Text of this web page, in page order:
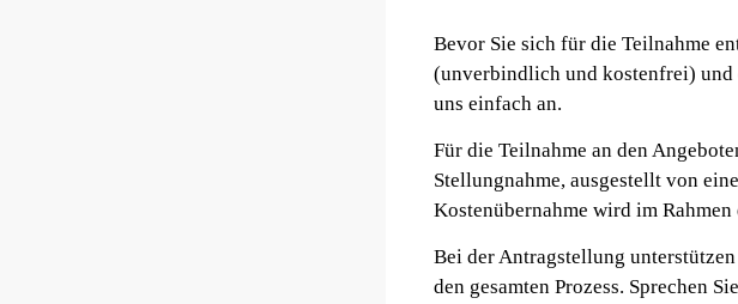
Bevor Sie sich für die Teilnahme
(unverbindlich und kostenfrei)
uns einfach an.
Für die Teilnahme an den
Stellungnahme, ausgestellt von
Kostenübernahme wird im
Bei der Antragstellung
den gesamten Prozess. Sprechen